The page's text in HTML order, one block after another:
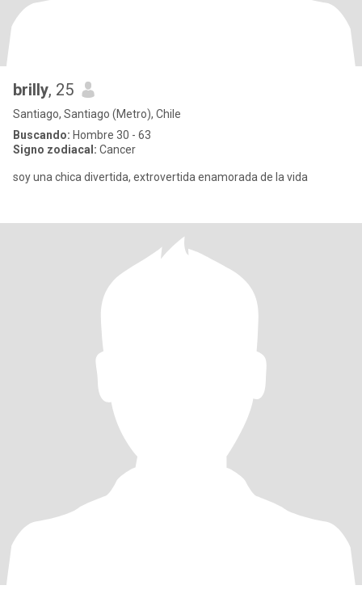
brilly, 25
Santiago, Santiago (Metro), Chile
Buscando: Hombre 30 - 63
Signo zodiacal: Cancer
soy una chica divertida, extrovertida enamorada de la vida